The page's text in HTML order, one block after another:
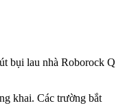
bụi lau nhà Roborock Q
khai. Các trường bắt